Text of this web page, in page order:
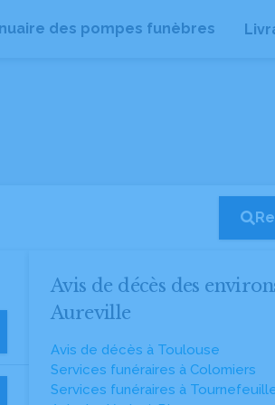
des pompes funèbres
Avis de décès des
Aureville
Avis de décès à Toulouse
Services funéraires à Colomiers
Services funéraires à